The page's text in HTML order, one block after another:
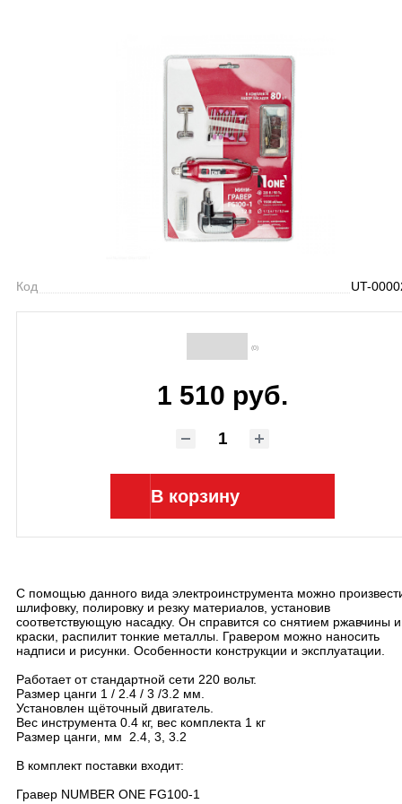
Код UT-
(0)
1 510 руб.
В корзину
С помощью данного вида электроинструмента можно
шлифовку, полировку и резку материалов, установив
соответствующую насадку. Он справится со снятием ржавчины и
краски, распилит тонкие металлы. Гравером можно наносить
надписи и рисунки. Особенности конструкции и эксплуатации.
Работает от стандартной сети 220 вольт.
Размер цанги 1 / 2.4 / 3 /3.2 мм.
Установлен щёточный двигатель.
Вес инструмента 0.4 кг, вес комплекта 1 кг
Размер цанги, мм 2.4, 3, 3.2
В комплект поставки входит:
Гравер NUMBER ONE FG100-1